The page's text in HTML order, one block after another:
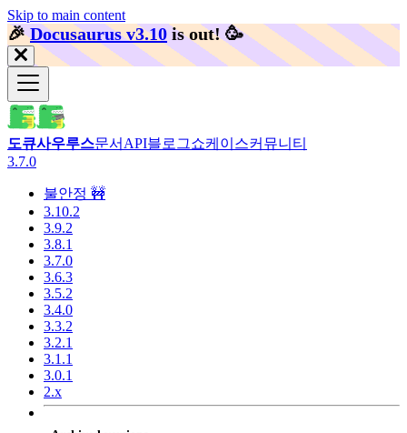
Skip to main content
🎉️Docusaurus v3.10 is out! 🥳️
도큐사우루스문서 API블로그쇼케이스커뮤니티
3.7.0
불안정 🚧
3.10.2
3.9.2
3.8.1
3.7.0
3.6.3
3.5.2
3.4.0
3.3.2
3.2.1
3.1.1
3.0.1
2.x